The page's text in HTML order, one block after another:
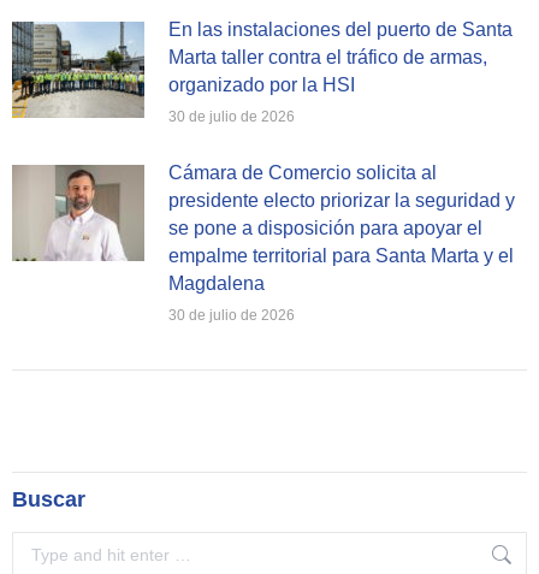
En las instalaciones del puerto de Santa
Marta taller contra el tráfico de armas,
organizado por la HSI
30 de julio de 2026
Cámara de Comercio solicita al
presidente electo priorizar la seguridad y
se pone a disposición para apoyar el
empalme territorial para Santa Marta y el
Magdalena
30 de julio de 2026
Buscar